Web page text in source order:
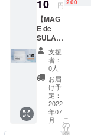
10 円 200
【MAG
E de
SULA 1
個】 ・
商品約
10%OF
F（通常
価格よ
り390円
得！）
・200名
様限定
支援
者：
0人
お届
け予
定：
2022
年07
月
こ
の
リ